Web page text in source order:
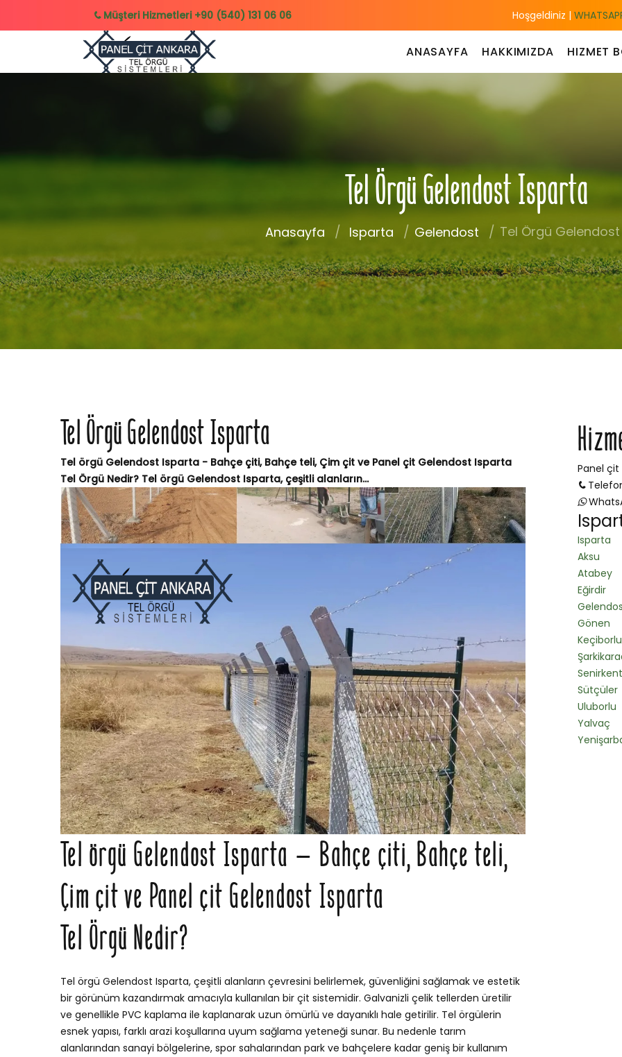
Müşteri Hizmetleri +90 (540) 131 06 06 Hoşgeldiniz |
ANASAYFA HAKKIMIZDA HIZMET
Tel Örgü Gelendost Isparta
Anasayfa Isparta Gelendost Tel Örgü
Panel çit
Isparta
Aksu
Atabey
Eğirdir
Gönen
Keçiborlu
Senirkent
Sütçüler
Uluborlu
Yalvaç
Tel Örgü Gelendost Isparta
Tel örgü Gelendost Isparta - Bahçe çiti, Bahçe teli, Çim çit ve Panel çit Gelendost Isparta
Tel Örgü Nedir? Tel örgü Gelendost Isparta, çeşitli alanların...
Tel örgü Gelendost Isparta – Bahçe çiti, Bahçe teli,
Çim çit ve Panel çit Gelendost Isparta
Tel Örgü Nedir?
Tel örgü Gelendost Isparta, çeşitli alanların çevresini belirlemek, güvenliğini sağlamak ve estetik
bir görünüm kazandırmak amacıyla kullanılan bir çit sistemidir. Galvanizli çelik tellerden üretilir
ve genellikle PVC kaplama ile kaplanarak uzun ömürlü ve dayanıklı hale getirilir. Tel örgülerin
esnek yapısı, farklı arazi koşullarına uyum sağlama yeteneği sunar. Bu nedenle tarım
alanlarından sanayi bölgelerine, spor sahalarından park ve bahçelere kadar geniş bir kullanım